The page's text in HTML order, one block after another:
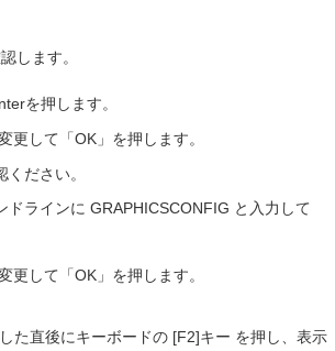
します。
を押します。
更して「OK」を押します。
ださい。
ラインに GRAPHICSCONFIG と入力して
更して「OK」を押します。
た直後にキーボードの [F2]キー を押し、表示